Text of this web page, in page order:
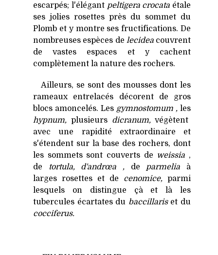
escarpés; l'élégantpeltigera crocata étale
ses jolies rosettes près du sommet du
Plomb et y montre ses fructifications. De
nombreuses espèces de lecideacouvrent
de vastes espaces et y cachent
complètement la nature des rochers.
Ailleurs, se sont des mousses dont les
rameaux entrelacés décorent de gros
blocs amoncelés. Les gymnostomum , les
hypnum, plusieursdicranum,végètent
avec une rapidité extraordinaire et
s'étendent sur la base des rochers, dont
les sommets sont couverts de weissia ,
de tortula, d'andrœa , de parmelia à
larges rosettes et de cenomice, parmi
lesquels on distingue çà et là les
tubercules écartates du baccillariset du
cocciferus.